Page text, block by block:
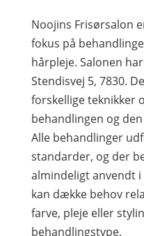
Noojins Frisørsalon
fokus på
hårpleje. Salonen
Stendisvej 5, 7830.
forskellige teknikker
behandlingen og
Alle behandlinger
standarder, og der
almindeligt anvendt
kan dække behov
farve, pleje eller
behandlingstype.